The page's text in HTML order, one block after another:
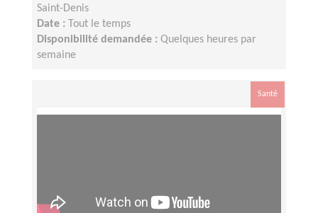
Saint-Denis
Date :
Tout le temps
Disponibilité demandée : Quelques heures par
semaine
Santé